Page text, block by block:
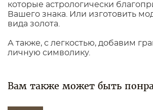
которые астрологически
Вашего знака. Или изготовить
вида золота.
А также, с легкостью, добавим
личную символику.
Вам также может быть